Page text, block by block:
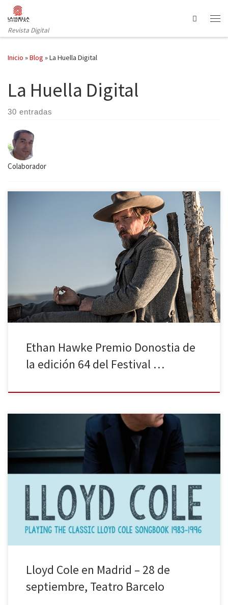
Saltar al contenido
Revista Digital
Search
Inicio »Blog »La Huella Digital
La Huella Digital
30 entradas
Colaborador
El actor, cuatro veces nominado al Oscar® de la Academia, recibirá
este reconocimiento a toda su carrera en la Gala que tendrá lugar
el sábado 17 de septiembre, tras la cual se proyectará su nueva
película “Los Siete Magníficos” Tenemos el enorme placer de
anunciaros que Ethan Hawke recibirá el […]
Ethan Hawke Premio Donostia de
la edición 64 del Festival …
Lloyd Cole regresa a Madrid para presentar en directo, en
solitario, su próximo lanzamiento discográfico: una caja con todos
faltará ninguna de sus canciones clásicas Primero fue al frente del
quinteto The Commotions, en el lustro que […]
Lloyd Cole en Madrid – 28 de
septiembre, Teatro Barcelo